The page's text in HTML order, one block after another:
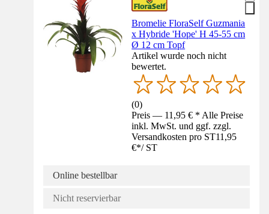
Bromelie FloraSelf Guzmania
x Hybride 'Hope' H 45-55 cm
Ø 12 cm Topf
Artikel wurde noch nicht
bewertet.
(0)
Preis — 11,95 € * Alle Preise
inkl. MwSt. und ggf. zzgl.
Versandkosten pro ST11,95
€*/ ST
Online bestellbar
Nicht reservierbar